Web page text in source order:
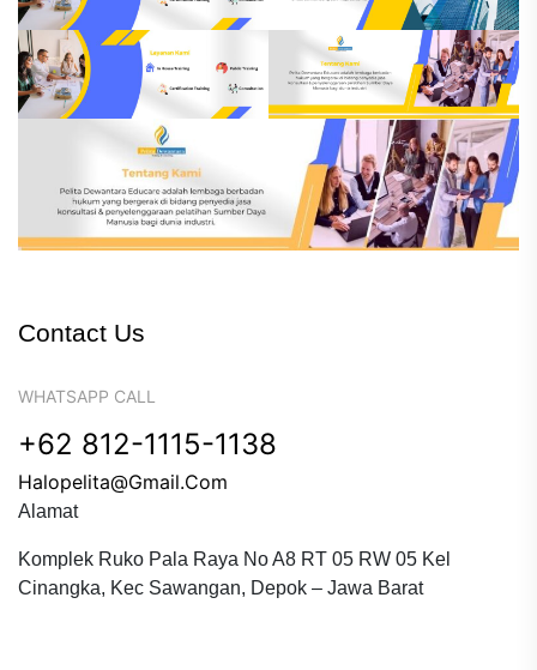
Contact Us
WHATSAPP CALL
+62 812-1115-1138
Halopelita@gmail.com
Alamat
Komplek Ruko Pala Raya No A8 RT 05 RW 05 Kel
Cinangka, Kec Sawangan, Depok – Jawa Barat